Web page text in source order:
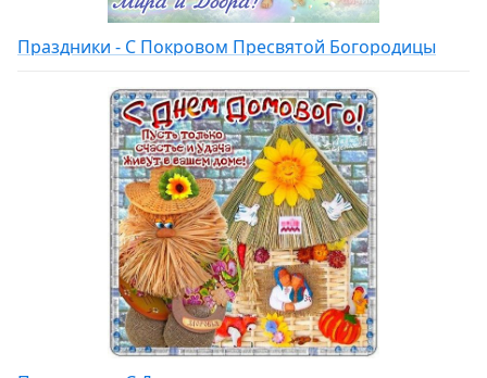
Праздники - С Покровом Пресвятой Богородицы